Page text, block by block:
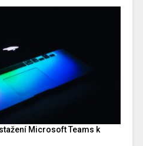
Microsoft Teams k